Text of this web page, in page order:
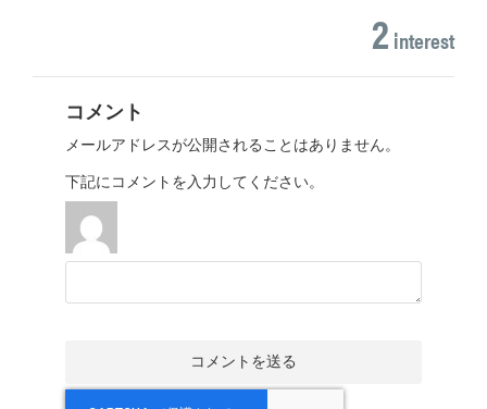
2interest
コメント
メールアドレスが公開されることはありません。
下記にコメントを入力してください。